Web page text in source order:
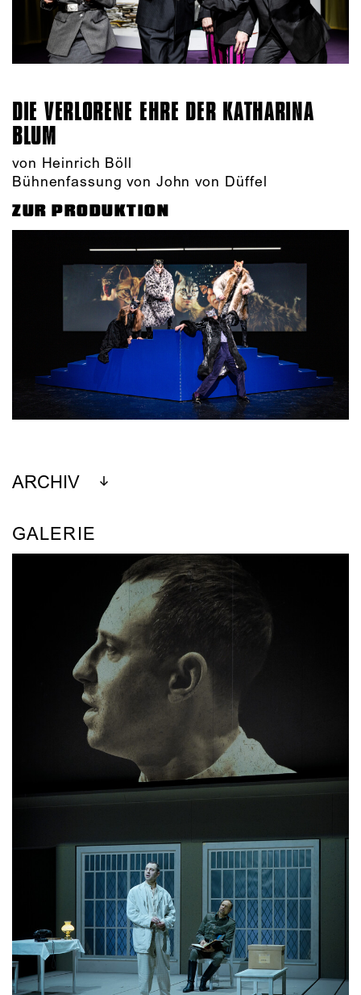
DIE VERLORENE EHRE DER KATHARINA
BLUM
von Heinrich Böll
Bühnenfassung von John von Düffel
ZUR PRODUKTION
ARCHIV
GALERIE